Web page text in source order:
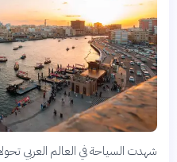
شهدت السياحة في العالم العربي